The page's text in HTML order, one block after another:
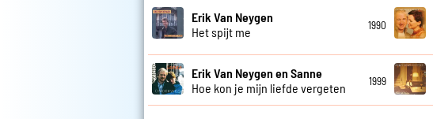
Erik Van Neygen
Het spijt me
1990
Erik Van Neygen en Sanne
Hoe kon je mijn liefde vergeten
1999